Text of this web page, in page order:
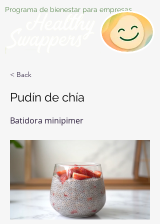
Programa de bienestar para empresas
< Back
Pudín de chía
Batidora minipimer